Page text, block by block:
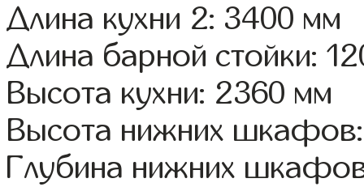
Длина кухни 2: 3400 мм
Длина барной стойки:
Высота кухни: 2360 мм
Высота нижних
Глубина нижних